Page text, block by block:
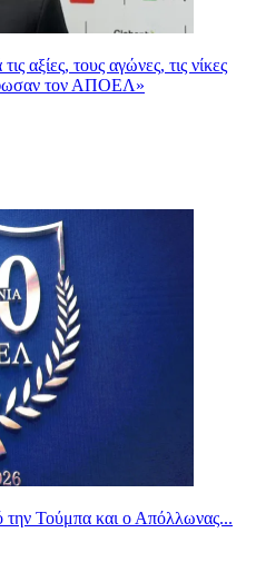
αξίες, τους αγώνες, τις νίκες
τον ΑΠΟΕΛ»
την Τούμπα και ο Απόλλωνας...